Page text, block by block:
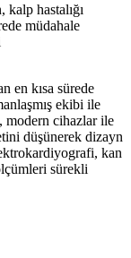
hastalığı
müdahale
en kısa sürede
ekibi ile
modern cihazlar ile
düşünerek dizayn
kan
sürekli